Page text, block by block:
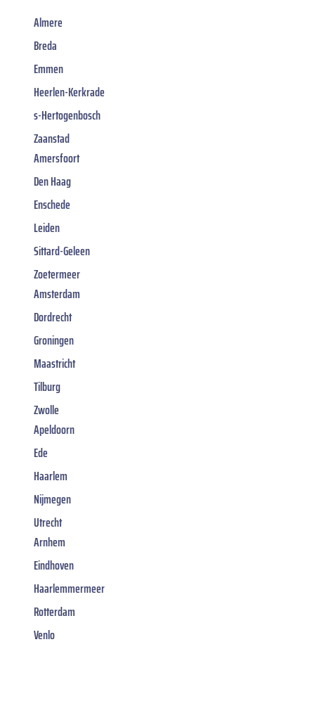
Almere
Breda
Emmen
Heerlen-Kerkrade
s-Hertogenbosch
Zaanstad
Amersfoort
Den Haag
Enschede
Leiden
Sittard-Geleen
Zoetermeer
Amsterdam
Dordrecht
Groningen
Maastricht
Tilburg
Zwolle
Apeldoorn
Ede
Haarlem
Nijmegen
Utrecht
Arnhem
Eindhoven
Haarlemmermeer
Rotterdam
Venlo